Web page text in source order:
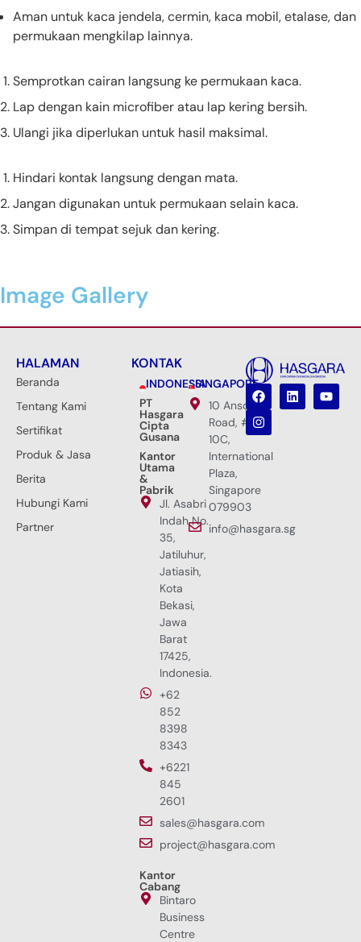
Aman untuk kaca jendela, cermin, kaca mobil, etalase, dan
permukaan mengkilap lainnya.
Semprotkan cairan langsung ke permukaan kaca.
Lap dengan kain microfiber atau lap kering bersih.
Ulangi jika diperlukan untuk hasil maksimal.
Hindari kontak langsung dengan mata.
Jangan digunakan untuk permukaan selain kaca.
Simpan di tempat sejuk dan kering.
Image Gallery
HALAMAN
Beranda
Tentang Kami
Sertifikat
Produk & Jasa
Berita
Hubungi Kami
Partner
KONTAK
INDONESIA
PT
Hasgara
Cipta
Gusana
Kantor
Utama
&
Pabrik
Jl. Asabri
Indah No.
35,
Jatiluhur,
Jatiasih,
Kota
Bekasi,
Jawa
Barat
17425,
Indonesia.
+62
852
8398
8343
+6221
845
2601
sales@hasgara.com
project@hasgara.com
Kantor
Cabang
Bintaro
Business
Centre
SINGAPORE
10 Anson
Road, #33-
10C,
International
Plaza,
Singapore
079903
info@hasgara.sg